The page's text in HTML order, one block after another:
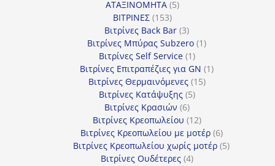
ΑΤΑΞΙΝΟΜΗΤΑ 55
ΒΙΤΡΙΝΕΣ 153153
προϊόντα
Βιτρίνες Back Bar 33
προϊόντα
Βιτρίνες Mπύρας Subzero 11
Βιτρίνες Self Service 11
προϊόν
Βιτρίνες Επιτραπέζιες για GN 11
Βιτρίνες Θερμαινόμενες 1515
Βιτρίνες Κατάψυξης 55
Βιτρίνες Κρασιών 66
προϊόντα
Βιτρίνες Κρεοπωλείου 1212
προϊόντα
Βιτρίνες Κρεοπωλείου με μοτέρ 66
προϊόντα
Βιτρίνες Κρεοπωλείου χωρίς μοτέρ 55
Βιτρίνες Ουδέτερες 44